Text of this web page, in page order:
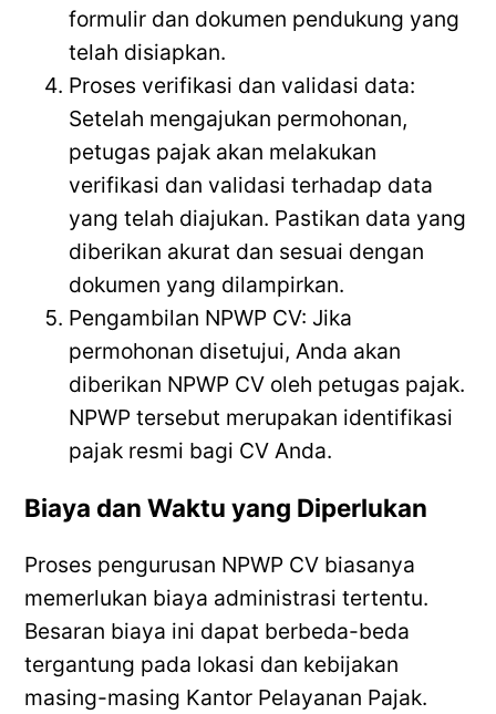
formulir dan dokumen pendukung yang
telah disiapkan.
Proses verifikasi dan validasi data:
Setelah mengajukan permohonan,
petugas pajak akan melakukan
verifikasi dan validasi terhadap data
yang telah diajukan. Pastikan data yang
diberikan akurat dan sesuai dengan
dokumen yang dilampirkan.
Pengambilan NPWP CV: Jika
permohonan disetujui, Anda akan
diberikan NPWP CV oleh petugas pajak.
NPWP tersebut merupakan identifikasi
pajak resmi bagi CV Anda.
Biaya dan Waktu yang Diperlukan
Proses pengurusan NPWP CV biasanya
memerlukan biaya administrasi tertentu.
Besaran biaya ini dapat berbeda-beda
tergantung pada lokasi dan kebijakan
masing-masing Kantor Pelayanan Pajak.